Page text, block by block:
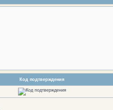
Код подтверждения